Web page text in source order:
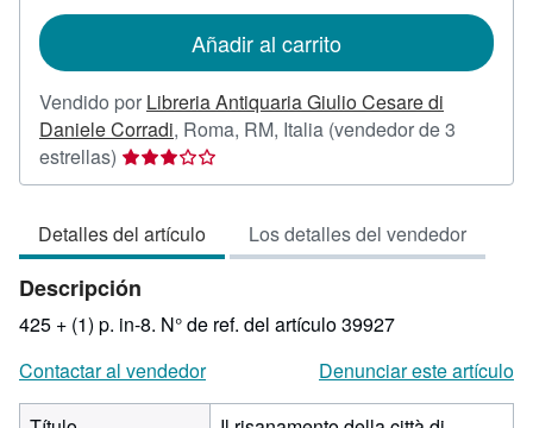
envío
Añadir al carrito
Vendido por Libreria Antiquaria Giulio Cesare di
Daniele Corradi, Roma, RM, Italia (vendedor de 3
estrellas) Calificación
del
3
de
5
estrellas
Detalles del artículo Los detalles del vendedor
Descripción
425 + (1) p. in-8. N° de ref. del artículo 39927
Contactar al vendedor
Denunciar este artículo